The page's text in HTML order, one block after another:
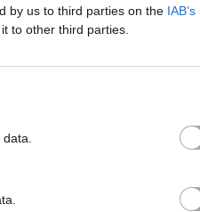
by us to third parties on the
to other third parties.
45 βαθμούς Κελσίου για
για μια μάζα αέρα